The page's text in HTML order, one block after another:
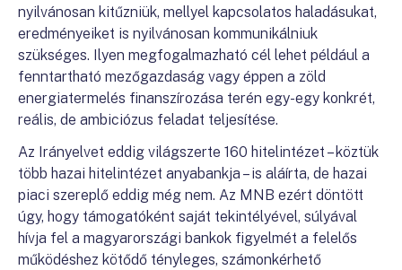
nyilvánosan kitűzniük, mellyel kapcsolatos haladásukat,
eredményeiket is nyilvánosan kommunikálniuk
szükséges. Ilyen megfogalmazható cél lehet például a
fenntartható mezőgazdaság vagy éppen a zöld
energiatermelés finanszírozása terén egy-egy konkrét,
reális, de ambiciózus feladat teljesítése.
Az Irányelvet eddig világszerte 160 hitelintézet – köztük
több hazai hitelintézet anyabankja – is aláírta, de hazai
piaci szereplő eddig még nem. Az MNB ezért döntött
úgy, hogy támogatóként saját tekintélyével, súlyával
hívja fel a magyarországi bankok figyelmét a felelős
működéshez kötődő tényleges, számonkérhető